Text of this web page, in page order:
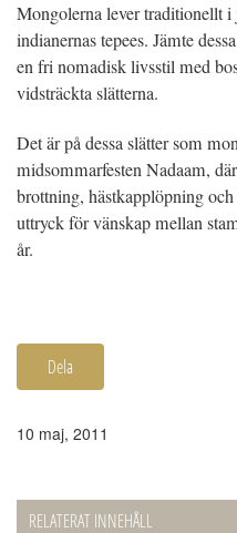
Mongolerna lever traditionellt
indianernas tepees. Jämte
en fri nomadisk livsstil med
vidsträckta slätterna.
Det är på dessa slätter som
midsommarfesten Nadaam,
brottning, hästkapplöpning
uttryck för vänskap mellan
år.
Dela
10 maj, 2011
RELATERAT INNEHÅLL